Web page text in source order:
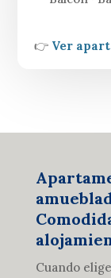
👉 Ver
Cuando